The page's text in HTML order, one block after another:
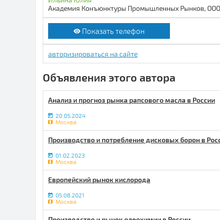
Академия Конъюнктуры Промышленных Рынков, ООО
Показать телефон
авторизироваться на сайте
Объявления этого автора
Анализ и прогноз рынка рапсового масла в России
20.05.2024
Москва
Производство и потребление дисковых борон в
01.02.2023
Москва
Европейский рынок кислорода
05.08.2021
Москва